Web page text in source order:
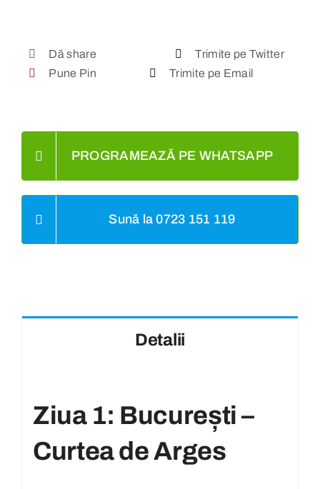
Dă share
Trimite pe Twitter
Pune Pin
Trimite pe Email
PROGRAMEAZĂ PE WHATSAPP
Sună la 0723 151 119
Detalii
Ziua 1: București –
Curtea de Arges